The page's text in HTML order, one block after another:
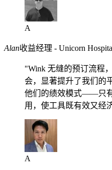
A
Alan收益经理 - Unicorn
"Wink 无缝的预订流程
会，显著提升了我们的
他们的绩效模式——只
用，使工具既有效又经
A